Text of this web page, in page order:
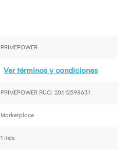
PRIMEPOWER
Ver términos y condiciones
PRIMEPOWER RUC: 20612598631
Marketplace
1 mes